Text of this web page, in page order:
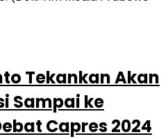
Tekankan Akan
Sampai ke
Capres 2024